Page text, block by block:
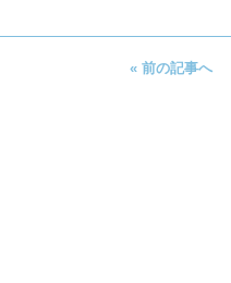
« 前の記事へ